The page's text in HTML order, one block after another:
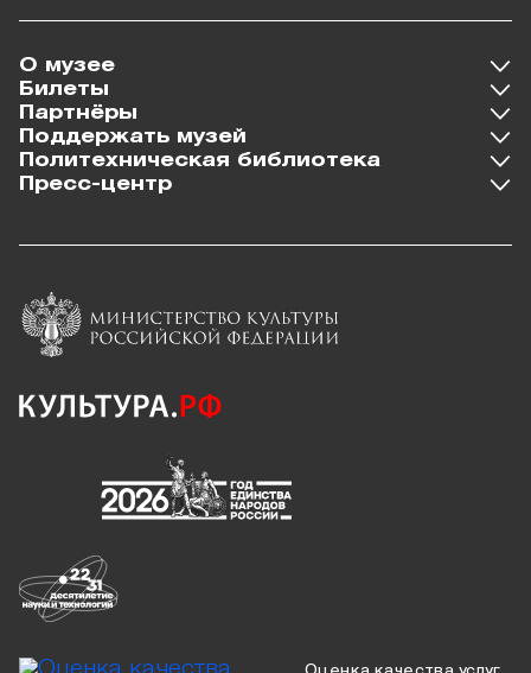
О музее
Билеты
Партнёры
Поддержать музей
Политехническая библиотека
Пресс-центр